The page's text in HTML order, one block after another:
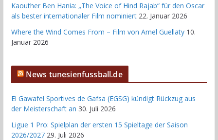
Kaouther Ben Hania: „The Voice of Hind Rajab“ für den Oscar
als bester internationaler Film nominiert 22. Januar 2026
Where the Wind Comes From – Film von Amel Guellaty 10.
Januar 2026
News tunesienfussball.de
El Gawafel Sportives de Gafsa (EGSG) kündigt Rückzug aus
der Meisterschaft an 30. Juli 2026
Ligue 1 Pro: Spielplan der ersten 15 Spieltage der Saison
2026/2027 29. Juli 2026